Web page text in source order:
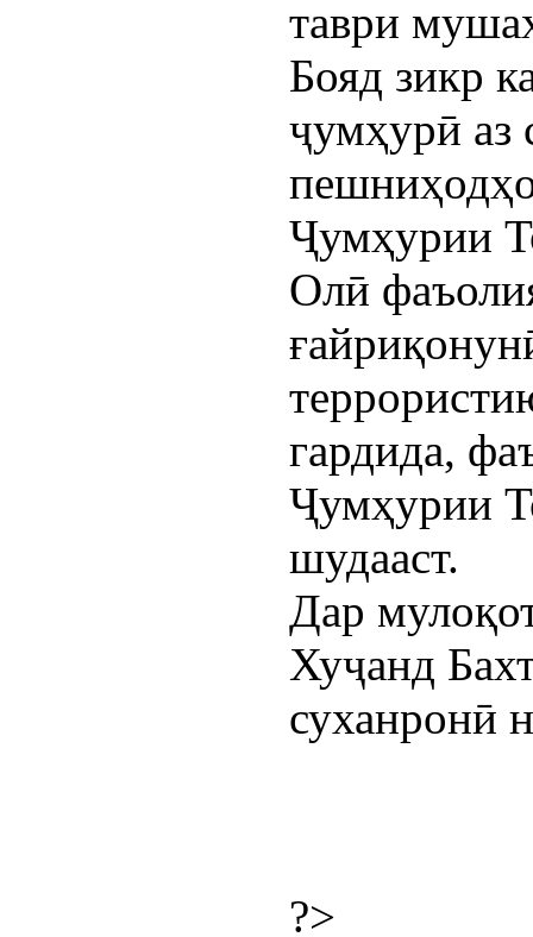
таври
Бояд зикр
ҷумҳурӣ аз
Ҷумҳурии
Олӣ
гардида,
Ҷумҳурии
шудааст.
Дар
Хуҷанд
суханронӣ
?>